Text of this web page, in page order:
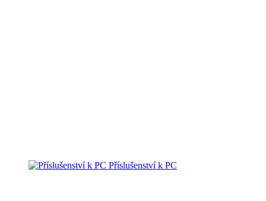
Příslušenství k PC